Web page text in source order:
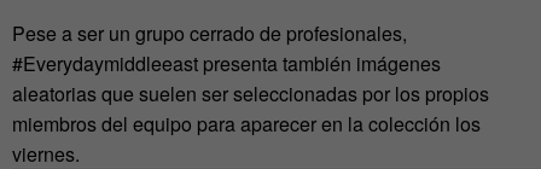
Pese a ser un grupo cerrado de profesionales,
#Everydaymiddleeast presenta también imágenes
aleatorias que suelen ser seleccionadas por los propios
miembros del equipo para aparecer en la colección los
viernes.